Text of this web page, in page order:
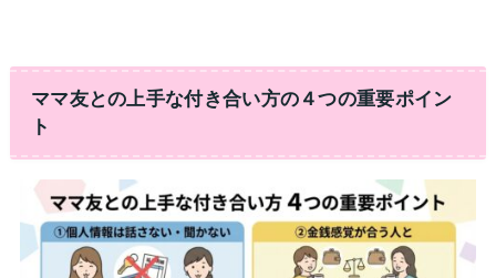
ママ友との上手な付き合い方の４つの重要ポイン
ト